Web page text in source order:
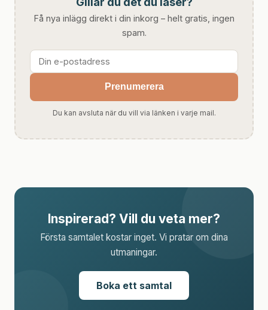
Få nya inlägg direkt i din inkorg – helt gratis, ingen
spam.
Prenumerera
Du kan avsluta när du vill via länken i varje mail.
Inspirerad? Vill du veta mer?
Första samtalet kostar inget. Vi pratar om dina
utmaningar.
Boka ett samtal